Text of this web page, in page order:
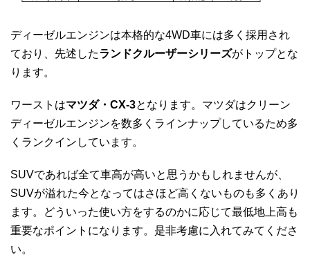
ディーゼルエンジンは本格的な4WD車には多く採用され
ており、先述したランドクルーザーシリーズがトップとな
ります。
ワーストはマツダ・CX-3となります。マツダはクリーン
ディーゼルエンジンを数多くラインナップしているため多
くランクインしています。
SUVであれば全て車高が高いと思うかもしれませんが、
SUVが溢れた今となってはさほど高くないものも多くあり
ます。どういった使い方をするのかに応じて最低地上高も
重要なポイントになります。是非考慮に入れてみてくださ
い。